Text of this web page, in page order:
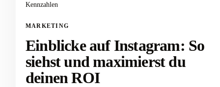
Kennzahlen
MARKETING
Einblicke auf Instagram: So
siehst und maximierst du
deinen ROI